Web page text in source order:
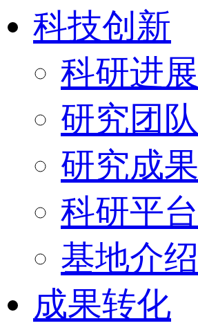
科技创新
科研进展
研究团队
研究成果
科研平台
基地介绍
成果转化